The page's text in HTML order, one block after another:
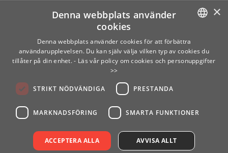
SWEDISH
×
Denna webbplats använder
cookies
Denna webbplats använder cookies för att förbättra
användarupplevelsen. Du kan själv välja vilken typ av cookies du
tillåter på din enhet. - Läs vår policy om cookies och personuppgifter
>>
STRIKT NÖDVÄNDIGA PRESTANDA
MARKNADSFÖRING SMARTA FUNKTIONER
ACCEPTERA ALLA AVVISA ALLT